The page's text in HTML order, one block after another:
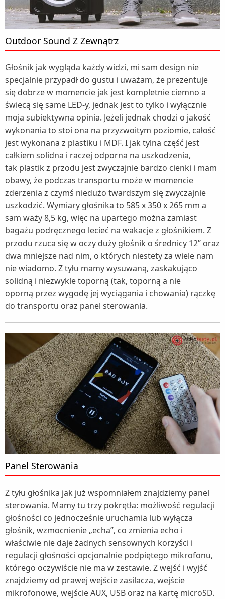
Outdoor Sound Z Zewnątrz
Głośnik jak wygląda każdy widzi, mi sam design nie
specjalnie przypadł do gustu i uważam, że prezentuje
się dobrze w momencie jak jest kompletnie ciemno a
świecą się same LED-y, jednak jest to tylko i wyłącznie
moja subiektywna opinia. Jeżeli jednak chodzi o jakość
wykonania to stoi ona na przyzwoitym poziomie, całość
jest wykonana z plastiku i MDF. I jak tylna część jest
całkiem solidna i raczej odporna na uszkodzenia,
tak plastik z przodu jest zwyczajnie bardzo cienki i mam
obawy, że podczas transportu może w momencie
zderzenia z czymś niedużo twardszym się zwyczajnie
uszkodzić. Wymiary głośnika to 585 x 350 x 265 mm a
sam waży 8,5 kg, więc na upartego można zamiast
bagażu podręcznego lecieć na wakacje z głośnikiem. Z
przodu rzuca się w oczy duży głośnik o średnicy 12’’ oraz
dwa mniejsze nad nim, o których niestety za wiele nam
nie wiadomo. Z tyłu mamy wysuwaną, zaskakująco
solidną i niezwykle toporną (tak, toporną a nie
oporną przez wygodę jej wyciągania i chowania) rączkę
do transportu oraz panel sterowania.
Panel Sterowania
Z tyłu głośnika jak już wspomniałem znajdziemy panel
sterowania. Mamy tu trzy pokrętła: możliwość regulacji
głośności co jednocześnie uruchamia lub wyłącza
głośnik, wzmocnienie „echa”, co zmienia echo i
właściwie nie daje żadnych sensownych korzyści i
regulacji głośności opcjonalnie podpiętego mikrofonu,
którego oczywiście nie ma w zestawie. Z wejść i wyjść
znajdziemy od prawej wejście zasilacza, wejście
mikrofonowe, wejście AUX, USB oraz na kartę microSD.